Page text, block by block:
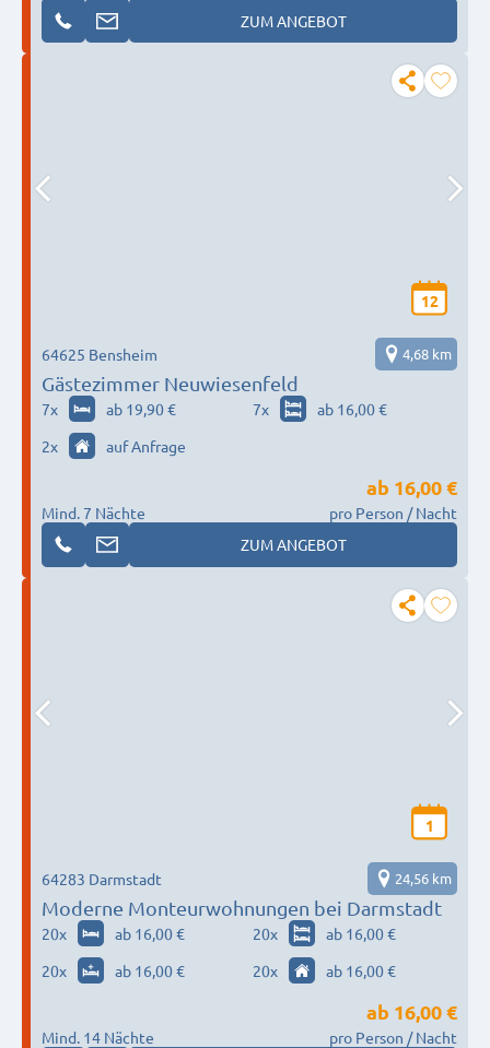
ZUM ANGEBOT
12
Gästezimmer Neuwiesenfeld
64625 Bensheim 4,68 km
7x ab 19,90 € 7x
ab 16,00 €
2x auf Anfrage
Mind. 7 Nächte
ab 16,00 €
pro Person / Nacht
ZUM ANGEBOT
1
Moderne Monteurwohnungen bei Darmstadt
64283 Darmstadt 24,56 km
20x ab 16,00 € 20x
ab 16,00 €
20x ab 16,00 € 20x ab 16,00 €
Mind. 14 Nächte
ab 16,00 €
pro Person / Nacht